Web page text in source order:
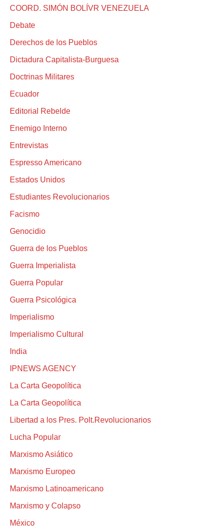
COORD. SIMÓN BOLÍVR VENEZUELA
Debate
Derechos de los Pueblos
Dictadura Capitalista-Burguesa
Doctrinas Militares
Ecuador
Editorial Rebelde
Enemigo Interno
Entrevistas
Espresso Americano
Estados Unidos
Estudiantes Revolucionarios
Facismo
Genocidio
Guerra de los Pueblos
Guerra Imperialista
Guerra Popular
Guerra Psicológica
Imperialismo
Imperialismo Cultural
India
IPNEWS AGENCY
La Carta Geopolítica
La Carta Geopolítica
Libertad a los Pres. Polt.Revolucionarios
Lucha Popular
Marxismo Asiático
Marxismo Europeo
Marxismo Latinoamericano
Marxismo y Colapso
México